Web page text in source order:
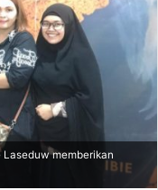
memberikan